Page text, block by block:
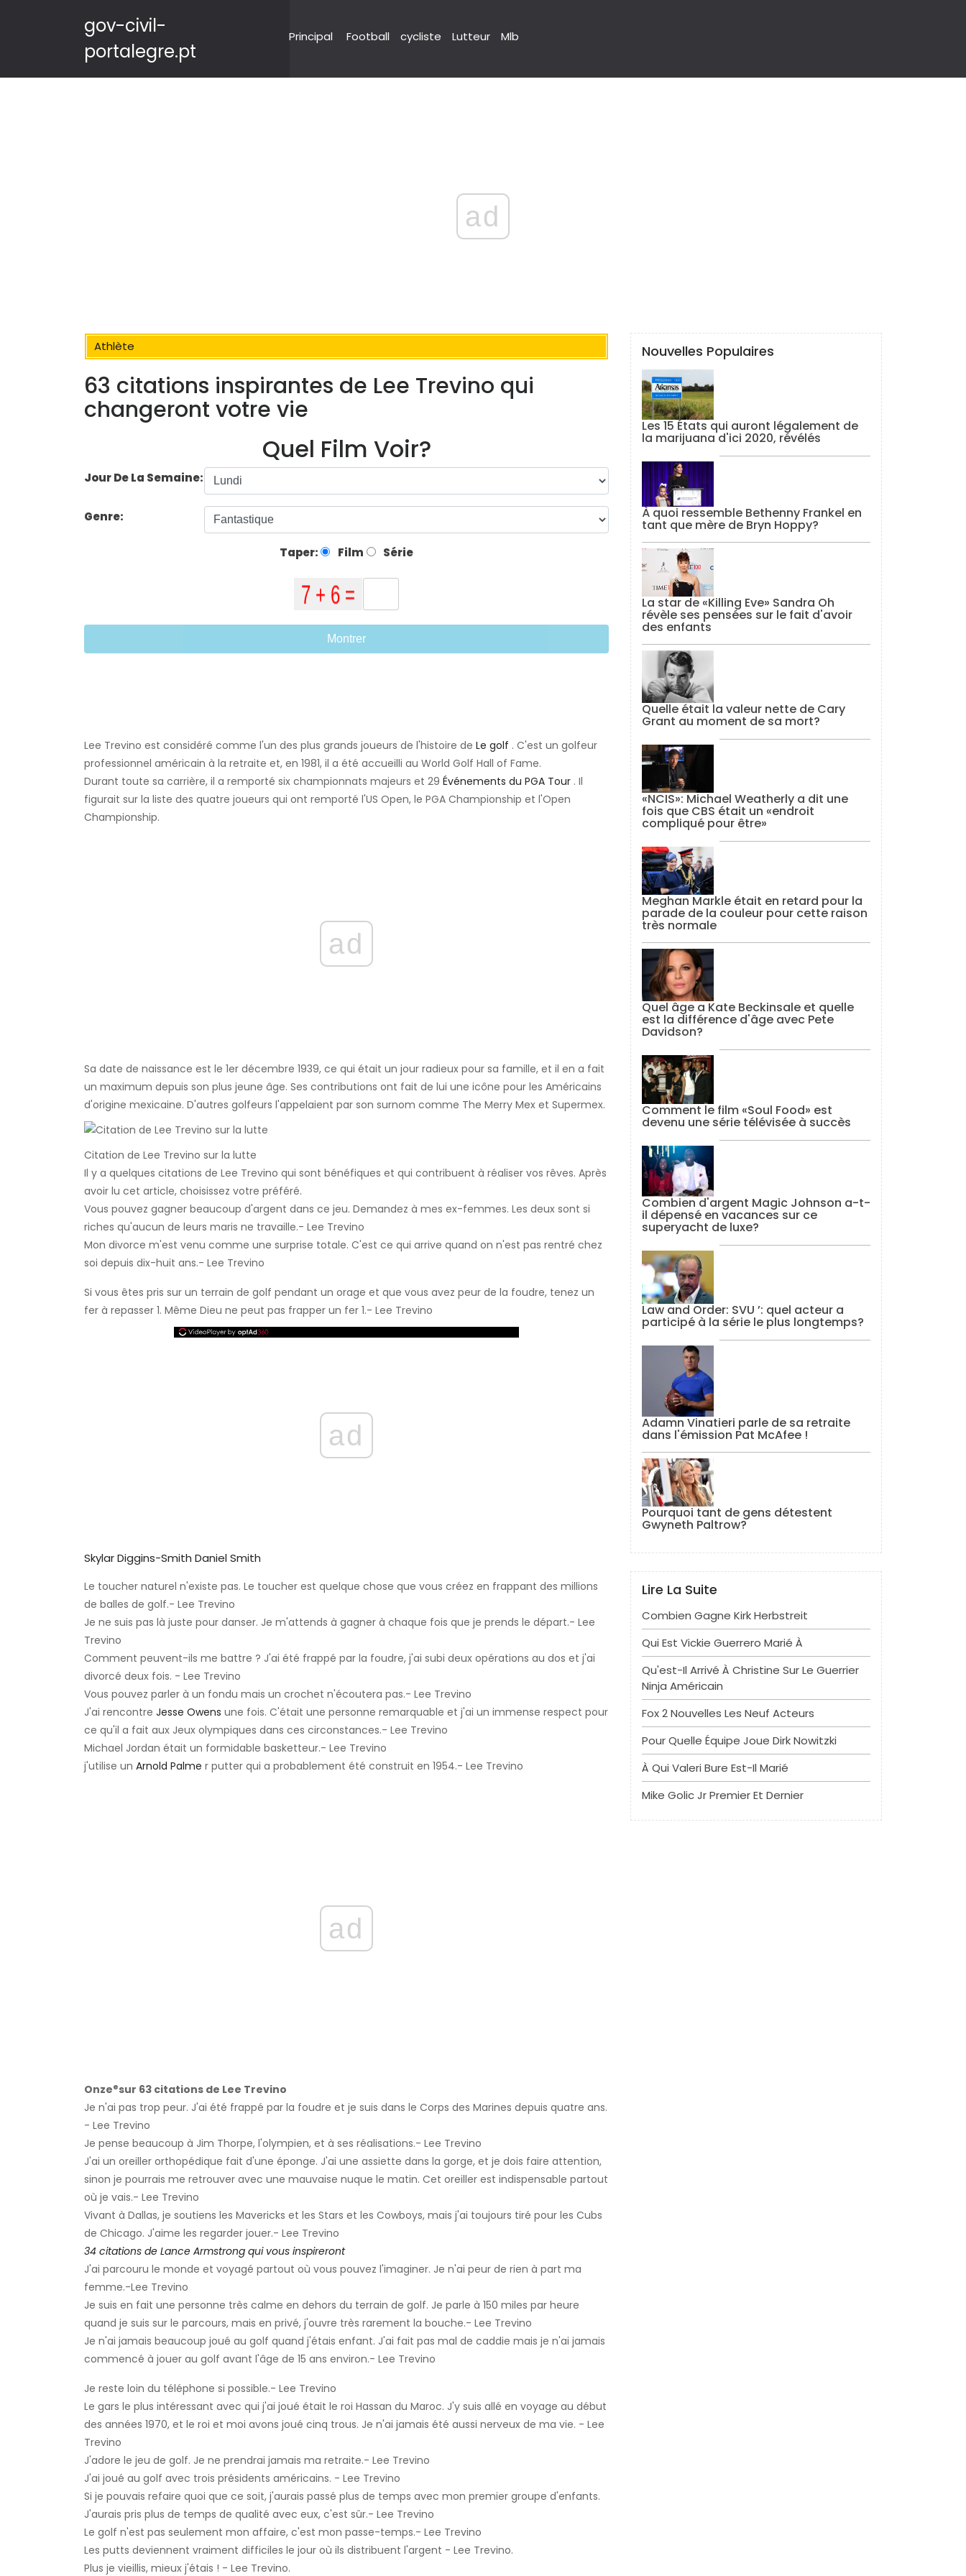
gov-civil-
portalegre.pt
Principal Football cycliste Lutteur Mlb
ad
Athlète
63 citations inspirantes de Lee Trevino qui
changeront votre vie
Quel Film Voir?
Jour De La Semaine:
Genre:
Taper: Film Série
Montrer
Lee Trevino est considéré comme l'un des plus grands joueurs de l'histoire de Le golf . C'est un golfeur
professionnel américain à la retraite et, en 1981, il a été accueilli au World Golf Hall of Fame.
Durant toute sa carrière, il a remporté six championnats majeurs et 29 Événements du PGA Tour . Il
figurait sur la liste des quatre joueurs qui ont remporté l'US Open, le PGA Championship et l'Open
Championship.
ad
Sa date de naissance est le 1er décembre 1939, ce qui était un jour radieux pour sa famille, et il en a fait
un maximum depuis son plus jeune âge. Ses contributions ont fait de lui une icône pour les Américains
d'origine mexicaine. D'autres golfeurs l'appelaient par son surnom comme The Merry Mex et Supermex.
Citation de Lee Trevino sur la lutte
Il y a quelques citations de Lee Trevino qui sont bénéfiques et qui contribuent à réaliser vos rêves. Après
avoir lu cet article, choisissez votre préféré.
Vous pouvez gagner beaucoup d'argent dans ce jeu. Demandez à mes ex-femmes. Les deux sont si
riches qu'aucun de leurs maris ne travaille.- Lee Trevino
Mon divorce m'est venu comme une surprise totale. C'est ce qui arrive quand on n'est pas rentré chez
soi depuis dix-huit ans.- Lee Trevino
Si vous êtes pris sur un terrain de golf pendant un orage et que vous avez peur de la foudre, tenez un
fer à repasser 1. Même Dieu ne peut pas frapper un fer 1.- Lee Trevino
ad
Skylar Diggins-Smith Daniel Smith
Le toucher naturel n'existe pas. Le toucher est quelque chose que vous créez en frappant des millions
de balles de golf.- Lee Trevino
Je ne suis pas là juste pour danser. Je m'attends à gagner à chaque fois que je prends le départ.- Lee
Trevino
Comment peuvent-ils me battre ? J'ai été frappé par la foudre, j'ai subi deux opérations au dos et j'ai
divorcé deux fois. - Lee Trevino
Vous pouvez parler à un fondu mais un crochet n'écoutera pas.- Lee Trevino
J'ai rencontre Jesse Owens une fois. C'était une personne remarquable et j'ai un immense respect pour
ce qu'il a fait aux Jeux olympiques dans ces circonstances.- Lee Trevino
Michael Jordan était un formidable basketteur.- Lee Trevino
j'utilise un Arnold Palme r putter qui a probablement été construit en 1954.- Lee Trevino
ad
Onzeesur 63 citations de Lee Trevino
Je n'ai pas trop peur. J'ai été frappé par la foudre et je suis dans le Corps des Marines depuis quatre ans.
- Lee Trevino
Je pense beaucoup à Jim Thorpe, l'olympien, et à ses réalisations.- Lee Trevino
J'ai un oreiller orthopédique fait d'une éponge. J'ai une assiette dans la gorge, et je dois faire attention,
sinon je pourrais me retrouver avec une mauvaise nuque le matin. Cet oreiller est indispensable partout
où je vais.- Lee Trevino
Vivant à Dallas, je soutiens les Mavericks et les Stars et les Cowboys, mais j'ai toujours tiré pour les Cubs
de Chicago. J'aime les regarder jouer.- Lee Trevino
34 citations de Lance Armstrong qui vous inspireront
J'ai parcouru le monde et voyagé partout où vous pouvez l'imaginer. Je n'ai peur de rien à part ma
femme.-Lee Trevino
Je suis en fait une personne très calme en dehors du terrain de golf. Je parle à 150 miles par heure
quand je suis sur le parcours, mais en privé, j'ouvre très rarement la bouche.- Lee Trevino
Je n'ai jamais beaucoup joué au golf quand j'étais enfant. J'ai fait pas mal de caddie mais je n'ai jamais
commencé à jouer au golf avant l'âge de 15 ans environ.- Lee Trevino
Je reste loin du téléphone si possible.- Lee Trevino
Le gars le plus intéressant avec qui j'ai joué était le roi Hassan du Maroc. J'y suis allé en voyage au début
des années 1970, et le roi et moi avons joué cinq trous. Je n'ai jamais été aussi nerveux de ma vie. - Lee
Trevino
J'adore le jeu de golf. Je ne prendrai jamais ma retraite.- Lee Trevino
J'ai joué au golf avec trois présidents américains. - Lee Trevino
Si je pouvais refaire quoi que ce soit, j'aurais passé plus de temps avec mon premier groupe d'enfants.
J'aurais pris plus de temps de qualité avec eux, c'est sûr.- Lee Trevino
Le golf n'est pas seulement mon affaire, c'est mon passe-temps.- Lee Trevino
Les putts deviennent vraiment difficiles le jour où ils distribuent l'argent - Lee Trevino.
Plus je vieillis, mieux j'étais ! - Lee Trevino.
Nouvelles Populaires
Les 15 États qui auront légalement de
la marijuana d'ici 2020, révélés
À quoi ressemble Bethenny Frankel en
tant que mère de Bryn Hoppy?
La star de «Killing Eve» Sandra Oh
révèle ses pensées sur le fait d'avoir
des enfants
Quelle était la valeur nette de Cary
Grant au moment de sa mort?
«NCIS»: Michael Weatherly a dit une
fois que CBS était un «endroit
compliqué pour être»
Meghan Markle était en retard pour la
parade de la couleur pour cette raison
très normale
Quel âge a Kate Beckinsale et quelle
est la différence d'âge avec Pete
Davidson?
Comment le film «Soul Food» est
devenu une série télévisée à succès
Combien d'argent Magic Johnson a-t-
il dépensé en vacances sur ce
superyacht de luxe?
Law and Order: SVU ’: quel acteur a
participé à la série le plus longtemps?
Adamn Vinatieri parle de sa retraite
dans l'émission Pat McAfee !
Pourquoi tant de gens détestent
Gwyneth Paltrow?
Lire La Suite
Combien Gagne Kirk Herbstreit
Qui Est Vickie Guerrero Marié À
Qu'est-Il Arrivé À Christine Sur Le Guerrier
Ninja Américain
Fox 2 Nouvelles Les Neuf Acteurs
Pour Quelle Équipe Joue Dirk Nowitzki
À Qui Valeri Bure Est-Il Marié
Mike Golic Jr Premier Et Dernier